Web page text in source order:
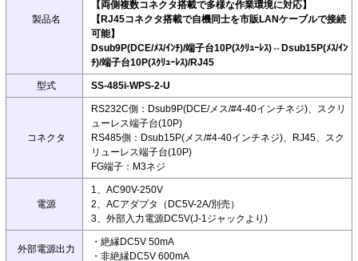
製品名
【両側複数コネクタ搭載で多様な作業環境に対応】
【RJ45コネクタ搭載で自機同士を市販LANケーブルで接続
可能】
Dsub9P(DCE/ﾒｽ/ｲﾝﾁ)/端子台10P(ｽｸﾘｭｰﾚｽ)⇔Dsub15P(ﾒｽ/ｲﾝ
ﾁ)/端子台10P(ｽｸﾘｭｰﾚｽ)/RJ45
型式 SS-485i-WPS-2-U
コネクタ
RS232C側：Dsub9P(DCE/メス/#4-40インチネジ)、スクリ
ューレス端子台(10P)
RS485側：Dsub15P(メス/#4-40インチネジ)、RJ45、スク
リューレス端子台(10P)
FG端子：M3ネジ
電源
1、AC90V-250V
2、ACアダプタ（DC5V-2A/別売）
3、外部入力電源DC5V(J-1ジャックより)
外部電源出力
・絶縁DC5V 50mA
・非絶縁DC5V 600mA